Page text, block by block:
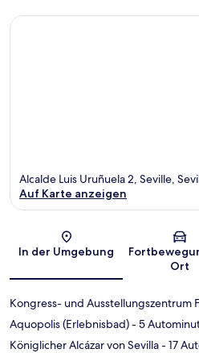
Karte
Alcalde Luis Uruñuela 2, Seville,
Auf Karte anzeigen
In der Umgebung
Ort
Kongress- und Ausstellungszentrum
Aquopolis (Erlebnisbad)- 5
Königlicher Alcázar von Sevilla- 17